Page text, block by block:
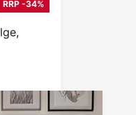
RRP -34%